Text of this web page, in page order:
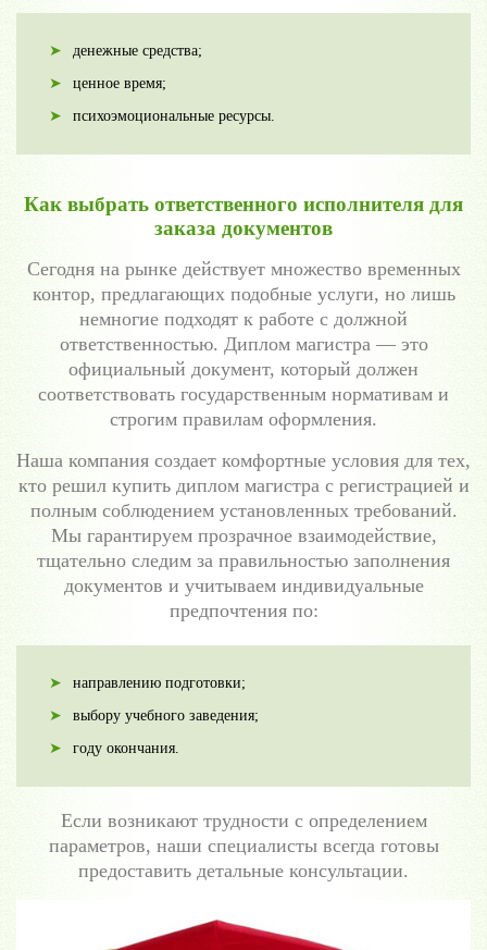
денежные средства;
ценное время;
психоэмоциональные ресурсы.
Как выбрать ответственного исполнителя для
заказа документов
Сегодня на рынке действует множество временных
контор, предлагающих подобные услуги, но лишь
немногие подходят к работе с должной
ответственностью. Диплом магистра — это
официальный документ, который должен
соответствовать государственным нормативам и
строгим правилам оформления.
Наша компания создает комфортные условия для тех,
кто решил купить диплом магистра с регистрацией и
полным соблюдением установленных требований.
Мы гарантируем прозрачное взаимодействие,
тщательно следим за правильностью заполнения
документов и учитываем индивидуальные
предпочтения по:
направлению подготовки;
выбору учебного заведения;
году окончания.
Если возникают трудности с определением
параметров, наши специалисты всегда готовы
предоставить детальные консультации.